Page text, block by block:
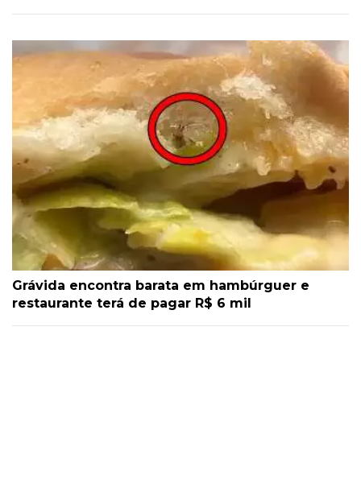
Grávida encontra barata em hambúrguer e
restaurante terá de pagar R$ 6 mil